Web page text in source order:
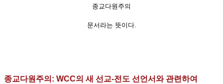
종교다원주의
문서라는 뜻이다.
종교다원주의: WCC의 새 선교-전도 선언서와 관련하여